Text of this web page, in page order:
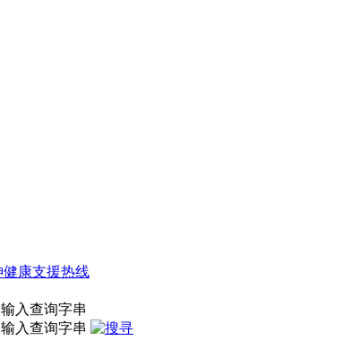
输入查询字串
输入查询字串